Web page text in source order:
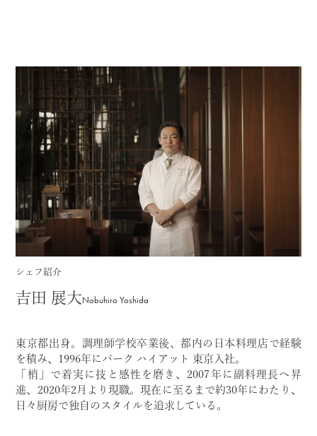
シェフ紹介
吉田 展大Nobuhiro Yoshida
東京都出身。調理師学校卒業後、都内の日本料理店で経験
を積み、1996年にパーク ハイアット 東京入社。
「梢」で着実に技と感性を磨き、2007年に副料理長へ昇
進、2020年2月より現職。現在に至るまで約30年にわたり、
日々厨房で独自のスタイルを追求している。